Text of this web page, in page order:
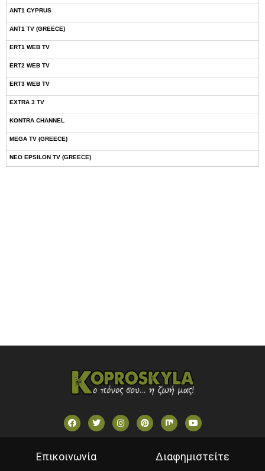
ANT1 CYPRUS
ANT1 TV (GREECE)
ERT1 WEB TV
ERT2 WEB TV
ERT3 WEB TV
EXTRA 3 TV
KONTRA CHANNEL
MEGA TV (GREECE)
NEO EPSILON TV (GREECE)
Επικοινωνία Διαφημιστείτε